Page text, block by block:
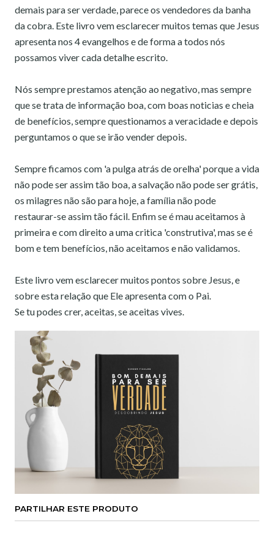
demais para ser verdade, parece os vendedores da banha
da cobra. Este livro vem esclarecer muitos temas que Jesus
apresenta nos 4 evangelhos e de forma a todos nós
possamos viver cada detalhe escrito.
Nós sempre prestamos atenção ao negativo, mas sempre
que se trata de informação boa, com boas noticias e cheia
de benefícios, sempre questionamos a veracidade e depois
perguntamos o que se irão vender depois.
Sempre ficamos com 'a pulga atrás de orelha' porque a vida
não pode ser assim tão boa, a salvação não pode ser grátis,
os milagres não são para hoje, a família não pode
restaurar-se assim tão fácil. Enfim se é mau aceitamos à
primeira e com direito a uma critica 'construtiva', mas se é
bom e tem benefícios, não aceitamos e não validamos.
Este livro vem esclarecer muitos pontos sobre Jesus, e
sobre esta relação que Ele apresenta com o Pai.
Se tu podes crer, aceitas, se aceitas vives.
PARTILHAR ESTE PRODUTO